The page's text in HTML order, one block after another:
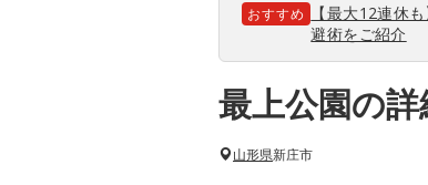
おすすめ
【最大12連休
避術をご紹介
最上公園の詳
山形県新庄市